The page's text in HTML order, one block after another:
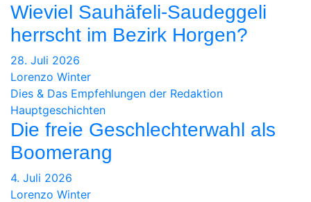
Wieviel Sauhäfeli-Saudeggeli
herrscht im Bezirk Horgen?
28. Juli 2026
Lorenzo Winter
Dies & Das Empfehlungen der Redaktion
Hauptgeschichten
Die freie Geschlechterwahl als
Boomerang
4. Juli 2026
Lorenzo Winter